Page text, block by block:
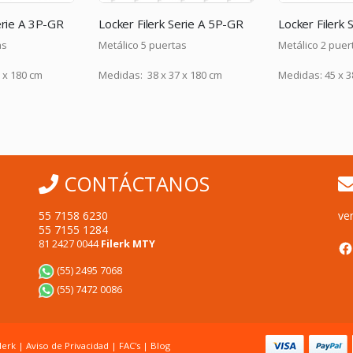
A 5P-GR
180 cm
Locker Filerk Serie B 2P-GR
Metálico 2 puertas
Medidas: 45 x 38 x 180 cm
Locker
– con Chapa
CONTÁCTANOS
55 7158 6230
55 7155 1284
81 2427 0044Filerk MTY
(55) 2495 7068
(55) 7472 0086
| Aviso de Privacidad | FAC's | Blog